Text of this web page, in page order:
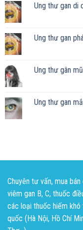
Ung thư gan di
Ung thư gan
Ung thư gân
Ung thư gan
Chuyên tư vấn, mua
viêm gan B, C, thuốc
các loại thuốc hiếm
quốc (Hà Nội, Hồ Chí